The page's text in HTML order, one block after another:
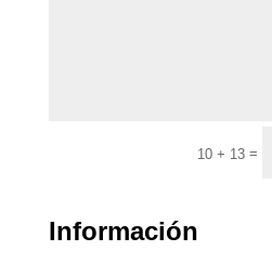
10 + 13 =
Información